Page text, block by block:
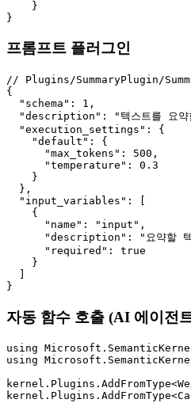
    }
}
프롬프트 플러그인
// Plugins/SummaryPlugin/
{
  "schema": 1,
"description": "텍스트를 요약
  "execution_settings": {
    "default": {
      "max_tokens": 500,
      "temperature": 0.3
    }
  },
  "input_variables": [
    {
      "name": "input",
"description": "요약할
      "required": true
    }
}
자동 함수 호출 (AI 에이전
using
using